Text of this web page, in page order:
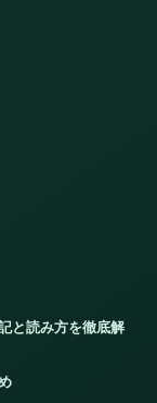
と読み方を徹底解